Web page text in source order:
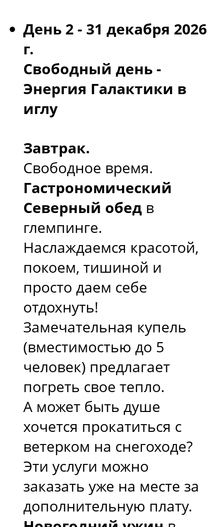
День 2 - 31 декабря 2026
г.
Свободный день -
Энергия Галактики в
иглу
Завтрак.
Свободное время.
Гастрономический
Северный обед в
глемпинге.
Наслаждаемся красотой,
покоем, тишиной и
просто даем себе
отдохнуть!
Замечательная купель
(вместимостью до 5
человек) предлагает
погреть свое тепло.
А может быть душе
хочется прокатиться с
ветерком на снегоходе?
Эти услуги можно
заказать уже на месте за
дополнительную плату.